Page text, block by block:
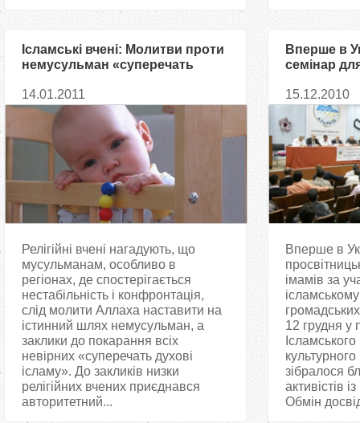
Ісламські вчені: Молитви проти
немусульман «суперечать
14.01.2011
Релігійні вчені нагадують, що
мусульманам, особливо в
регіонах, де спостерігається
нестабільність і конфронтація,
слід молити Аллаха наставити на
істинний шлях немусульман, а
заклики до покарання всіх
невірних «суперечать духові
ісламу». До закликів низки
релігійних вчених приєднався
авторитетний...
Вперше в
семінар
15.12.2010
Вперше в
імамів за
ісламському
громадських
12 грудня у
зібралося
активістів
Обмін